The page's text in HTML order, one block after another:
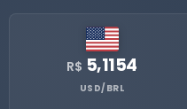
R$ 5,1154
USD/BRL